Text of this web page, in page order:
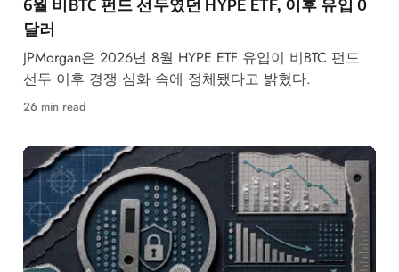
달러
JPMorgan은 2026년 8월 HYPE ETF 유입이 비BTC 펀드
선두 이후 경쟁 심화 속에 정체됐다고 밝혔다.
26 min read